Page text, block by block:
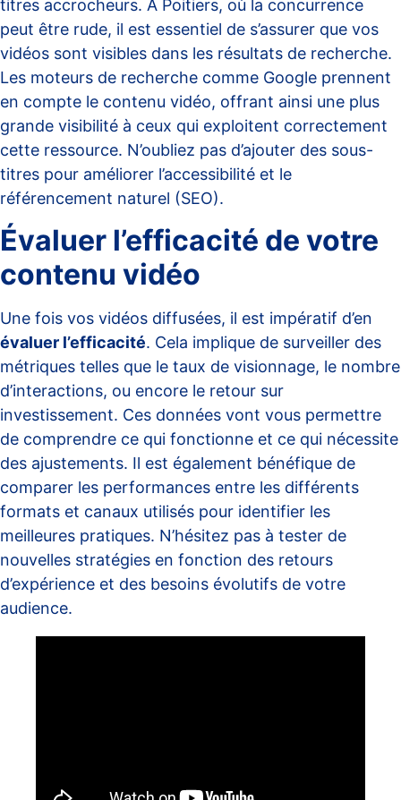
titres accrocheurs. À Poitiers, où la concurrence
peut être rude, il est essentiel de s’assurer que vos
vidéos sont visibles dans les résultats de recherche.
Les moteurs de recherche comme Google prennent
en compte le contenu vidéo, offrant ainsi une plus
grande visibilité à ceux qui exploitent correctement
cette ressource. N’oubliez pas d’ajouter des sous-
titres pour améliorer l’accessibilité et le
référencement naturel (SEO).
Évaluer l’efficacité de votre
contenu vidéo
Une fois vos vidéos diffusées, il est impératif d’en
évaluer l’efficacité. Cela implique de surveiller des
métriques telles que le taux de visionnage, le nombre
d’interactions, ou encore le retour sur
investissement. Ces données vont vous permettre
de comprendre ce qui fonctionne et ce qui nécessite
des ajustements. Il est également bénéfique de
comparer les performances entre les différents
formats et canaux utilisés pour identifier les
meilleures pratiques. N’hésitez pas à tester de
nouvelles stratégies en fonction des retours
d’expérience et des besoins évolutifs de votre
audience.